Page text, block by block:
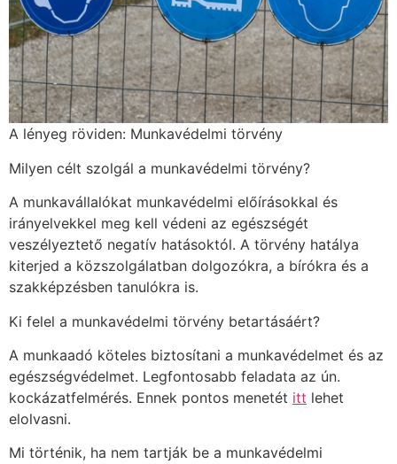
A lényeg röviden: Munkavédelmi törvény
Milyen célt szolgál a munkavédelmi törvény?
A munkavállalókat munkavédelmi előírásokkal és
irányelvekkel meg kell védeni az egészségét
veszélyeztető negatív hatásoktól. A törvény hatálya
kiterjed a közszolgálatban dolgozókra, a bírókra és a
szakképzésben tanulókra is.
Ki felel a munkavédelmi törvény betartásáért?
A munkaadó köteles biztosítani a munkavédelmet és az
egészségvédelmet. Legfontosabb feladata az ún.
kockázatfelmérés. Ennek pontos menetét itt lehet
elolvasni.
Mi történik, ha nem tartják be a munkavédelmi